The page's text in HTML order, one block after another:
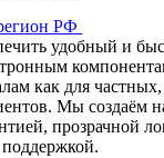
РФ
удобный и
как для
Мы создаём
прозрачной